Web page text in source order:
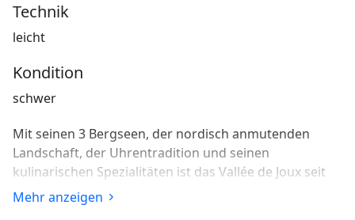
Technik
leicht
Kondition
schwer
Mit seinen 3 Bergseen, der nordisch anmutenden
Landschaft, der Uhrentradition und seinen
kulinarischen Spezialitäten ist das Vallée de Joux seit
langem eine attraktive Region für Liebhaber der Natur
und Authentizität.
Mehr anzeigen